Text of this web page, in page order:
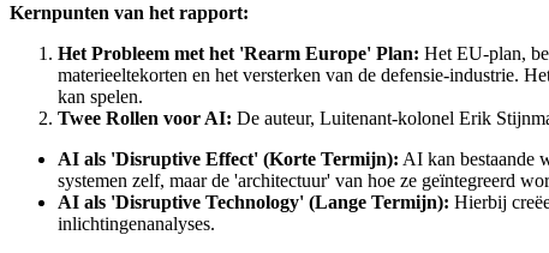
Kernpunten van het rapport:
Het Probleem met het 'Rearm Europe' Plan: Het EU-plan,
materieeltekorten en het versterken van de defensie-industrie.
kan spelen.
Twee Rollen voor AI: De auteur, Luitenant-kolonel Erik
AI als 'Disruptive Effect' (Korte Termijn): AI kan bestaande
systemen zelf, maar de 'architectuur' van hoe ze geïntegreerd
AI als 'Disruptive Technology' (Lange Termijn): Hierbij
inlichtingenanalyses.